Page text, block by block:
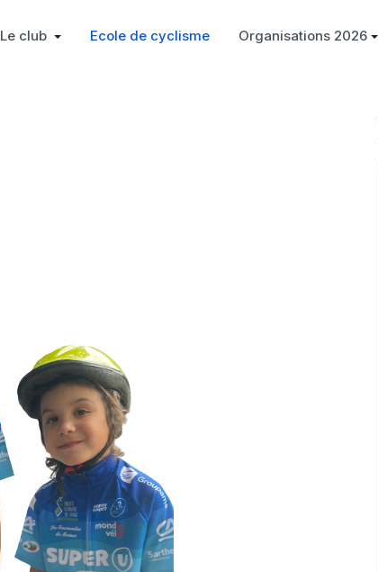
Le club Ecole de cyclisme Organisations 2026